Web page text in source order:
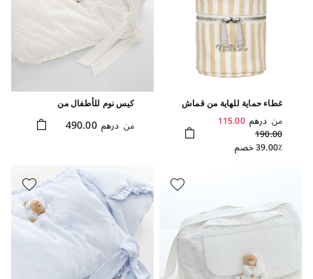
غطاء حماية للهاية من قماش
من درهم 115.00
190.00
39.00٪ خصم
كيس نوم للأطفال من
من درهم 490.00